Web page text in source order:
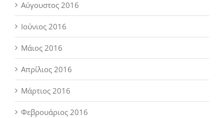
Αύγουστος 2016
Ιούνιος 2016
Μάιος 2016
Απρίλιος 2016
Μάρτιος 2016
Φεβρουάριος 2016